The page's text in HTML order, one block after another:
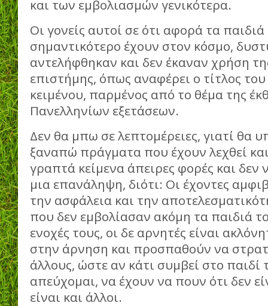
και των εμβολιασμών γενικότερα.
Οι γονείς αυτοί σε ότι αφορά τα παιδιά
σημαντικότερο έχουν στον κόσμο,
αντελήφθηκαν και δεν έκαναν χρήση
επιστήμης, όπως αναφέρει ο τίτλος
κειμένου, παρμένος από το θέμα της
Πανελληνίων εξετάσεων.
Δεν θα μπω σε λεπτομέρειες, γιατί θα
ξαναπώ πράγματα που έχουν λεχθεί
γραπτά κείμενα άπειρες φορές και δεν
μια επανάληψη, διότι: Οι έχοντες
την ασφάλεια και την
που δεν εμβολίασαν ακόμη τα παιδιά
ενοχές τους, οι δε αρνητές είναι
στην άρνηση και προσπαθούν να
άλλους, ώστε αν κάτι συμβεί στο παιδί
απεύχομαι, να έχουν να πουν ότι δεν
είναι και άλλοι.